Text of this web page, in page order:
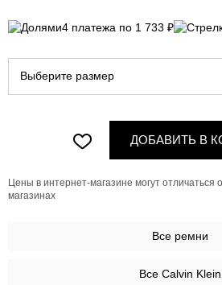
4 платежа по 1 733 ₽
Выберите размер
ДОБАВИТЬ В
Цены в интернет-магазине могут отличаться
магазинах
Все ремни
Все Calvin Klein